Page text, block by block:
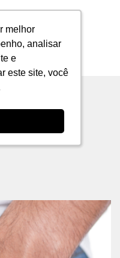
melhor
analisar
e
este site, você
melhor
analisar
e
este site, você